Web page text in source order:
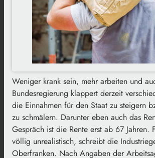
Weniger krank sein, mehr arbeiten und
Bundesregierung klappert derzeit
die Einnahmen für den Staat zu steigern
zu schmälern. Darunter eben auch das
Gespräch ist die Rente erst ab 67 Jahren.
völlig unrealistisch, schreibt die
Oberfranken. Nach Angaben der